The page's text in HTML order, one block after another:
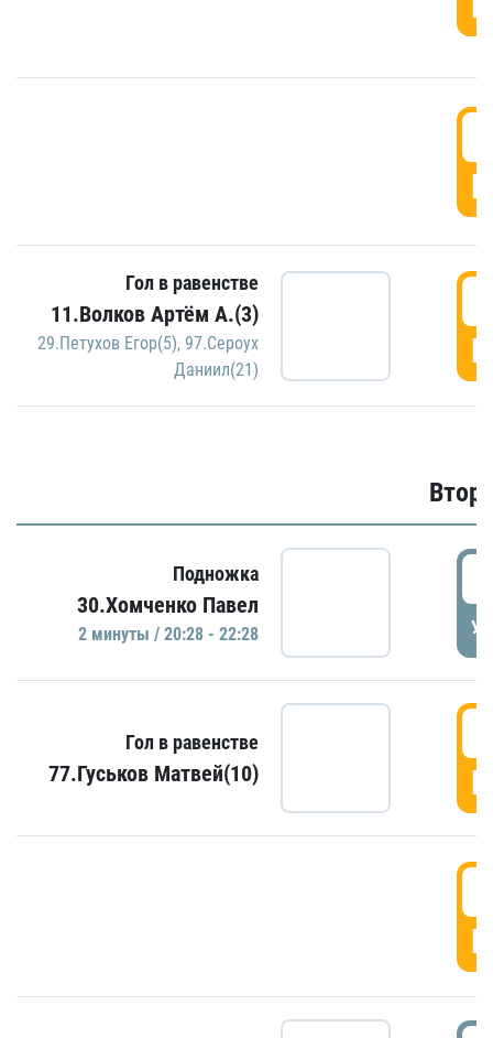
Гол в равенстве
11.Волков Артём А.(3)
29.Петухов Егор(5), 97.Сероух
Даниил(21)
Подножка
30.Хомченко Павел
2 минуты / 20:28 - 22:28
Гол в равенстве
77.Гуськов Матвей(10)